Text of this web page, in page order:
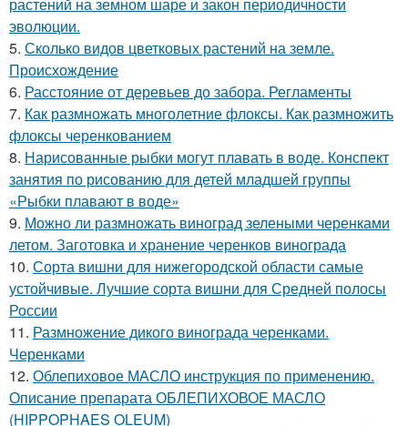
эволюции.
5. Сколько видов цветковых растений на земле.
Происхождение
6. Расстояние от деревьев до забора. Регламенты
7. Как размножать многолетние флоксы. Как размножить
флоксы черенкованием
8. Нарисованные рыбки могут плавать в воде. Конспект
занятия по рисованию для детей младшей группы
«Рыбки плавают в воде»
9. Можно ли размножать виноград зелеными черенками
летом. Заготовка и хранение черенков винограда
10. Сорта вишни для нижегородской области самые
устойчивые. Лучшие сорта вишни для Средней полосы
России
11. Размножение дикого винограда черенками.
Черенками
12. Облепиховое МАСЛО инструкция по применению.
Описание препарата ОБЛЕПИХОВОЕ МАСЛО
(HIPPOPHAES OLEUM)